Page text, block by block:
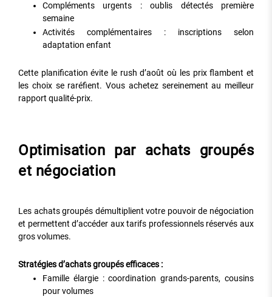
Compléments urgents : oublis détectés première
semaine
Activités complémentaires : inscriptions selon
adaptation enfant
Cette planification évite le rush d’août où les prix flambent et
les choix se raréfient. Vous achetez sereinement au meilleur
rapport qualité-prix.
Optimisation par achats groupés
et négociation
Les achats groupés démultiplient votre pouvoir de négociation
et permettent d’accéder aux tarifs professionnels réservés aux
gros volumes.
Stratégies d’achats groupés efficaces :
Famille élargie : coordination grands-parents, cousins
pour volumes